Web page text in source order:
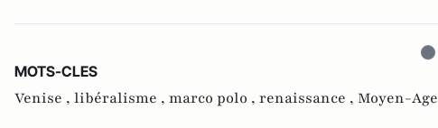
MOTS-CLES
Venise , libéralisme , marco polo , renaissance , Moyen-Age